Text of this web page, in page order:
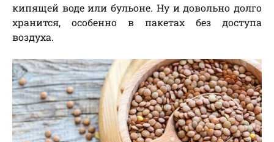
кипящей воде или бульоне. Ну и довольно долго
хранится, особенно в пакетах без доступа
воздуха.